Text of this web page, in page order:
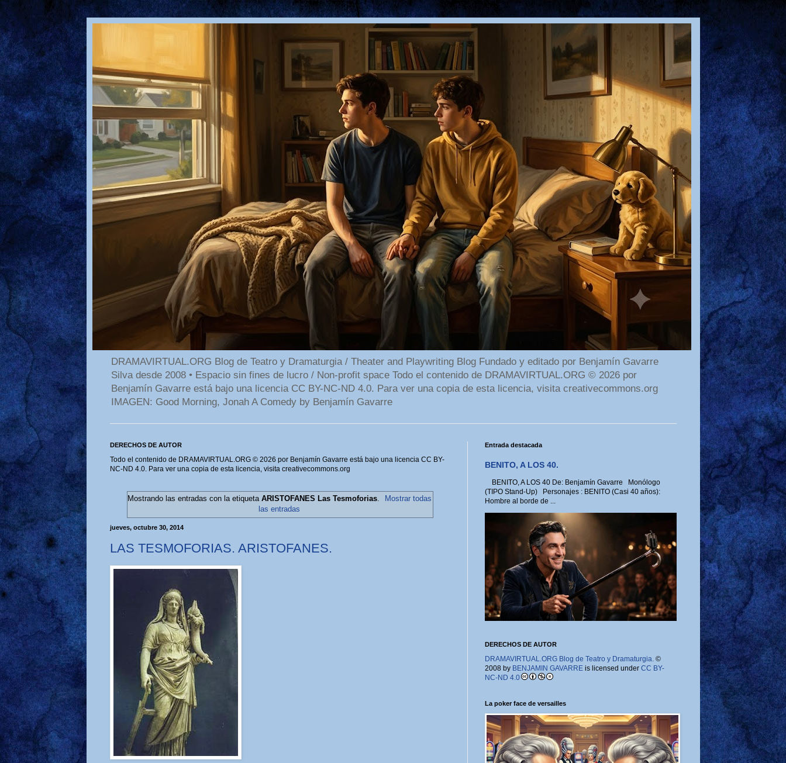
DRAMAVIRTUAL.ORG Blog de Teatro y Dramaturgia / Theater and Playwriting Blog Fundado y editado por Benjamín Gavarre
Silva desde 2008 • Espacio sin fines de lucro / Non-profit space Todo el contenido de DRAMAVIRTUAL.ORG © 2026 por
Benjamín Gavarre está bajo una licencia CC BY-NC-ND 4.0. Para ver una copia de esta licencia, visita creativecommons.org
IMAGEN: Good Morning, Jonah A Comedy by Benjamín Gavarre
DERECHOS DE AUTOR
Todo el contenido de DRAMAVIRTUAL.ORG © 2026 por Benjamín Gavarre está bajo una licencia CC BY-
NC-ND 4.0. Para ver una copia de esta licencia, visita creativecommons.org
Mostrando las entradas con la etiqueta ARISTOFANES Las Tesmoforias.
Mostrar todas
las entradas
jueves, octubre 30, 2014
LAS TESMOFORIAS. ARISTOFANES.
Entrada destacada
BENITO, A LOS 40.
BENITO, A LOS 40 De: Benjamín Gavarre Monólogo
(TIPO Stand-Up) Personajes : BENITO (Casi 40 años):
Hombre al borde de ...
DERECHOS DE AUTOR
DRAMAVIRTUAL.ORG Blog de Teatro y Dramaturgia. ©
2008 by BENJAMIN GAVARREis licensed under CC BY-
NC-ND 4.0
La poker face de versailles